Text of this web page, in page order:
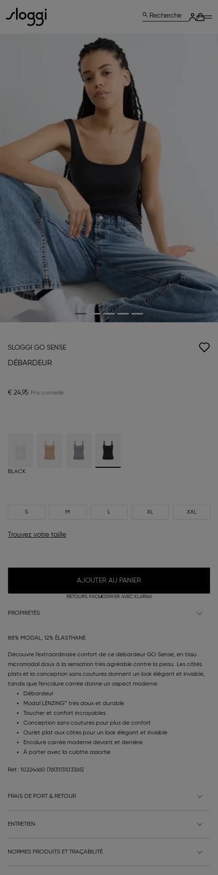
Recherche
SLOGGI GO SENSE
DÉBARDEUR
€ 24,95
BLACK
S M L XL XXL
Trouvez votre taille
AJOUTER AU PANIER
RETOURS FACILESPAYER AVEC KLARNA
PROPRIÉTÉS
88% MODAL, 12% ÉLASTHANE
Découvre l’extraordinaire confort de ce débardeur GO Sense, en tissu
micromodal doux à la sensation très agréable contre la peau. Les côtés
plats et la conception sans coutures donnent un look élégant et invisible,
tandis que l’encolure carrée donne un aspect moderne.
Débardeur
Modal LENZING™ très doux et durable
Toucher et confort incroyables
Conception sans coutures pour plus de confort
Ourlet plat aux côtés pour un look élégant et invisible
Encolure carrée moderne devant et derrière
À porter avec la culotte assortie
Ref.: 10224660 (7613113103365)
FRAIS DE PORT & RETOUR
ENTRETIEN
NORMES PRODUITS ET TRAÇABILITÉ